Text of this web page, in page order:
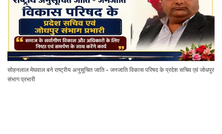
सोहनलाल मेघवाल बने राष्ट्रीय अनुसूचित जाति - जनजाति विकास परिषद के प्रदेश सचिव एवं जोधपुर
संभाग प्रभारी